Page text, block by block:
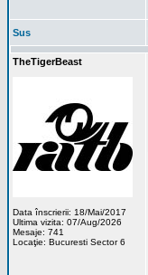
Sus
TheTigerBeast
Data înscrierii: 18/Mai/2017
Ultima vizita: 07/Aug/2026
Mesaje: 741
Locaţie: Bucuresti Sector 6